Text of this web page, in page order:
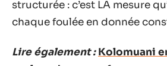
structurée : c’est LA mesure
chaque foulée en donnée
Lire également : Kolomuani